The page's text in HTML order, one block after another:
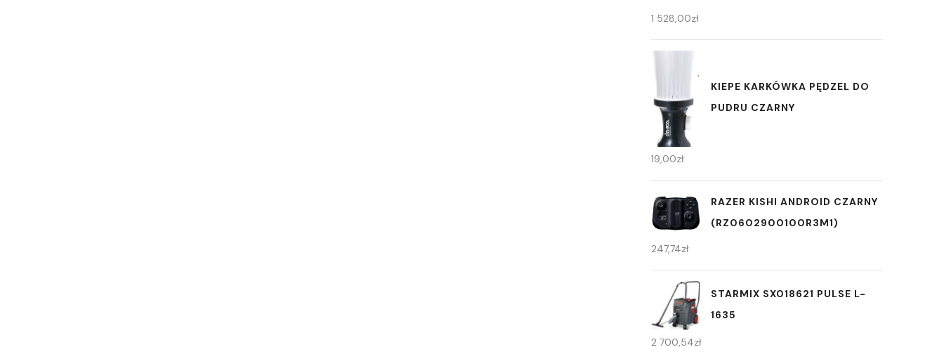
1 528,00zł
KIEPE KARKÓWKA PĘDZEL DO
PUDRU CZARNY
19,00zł
RAZER KISHI ANDROID CZARNY
(RZ0602900100R3M1)
247,74zł
STARMIX SX018621 PULSE L-
1635
2 700,54zł